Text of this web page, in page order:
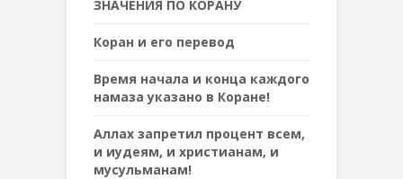
ЗНАЧЕНИЯ ПО КОРАНУ
Коран и его перевод
Время начала и конца каждого
намаза указано в Коране!
Аллах запретил процент всем,
и иудеям, и христианам, и
мусульманам!